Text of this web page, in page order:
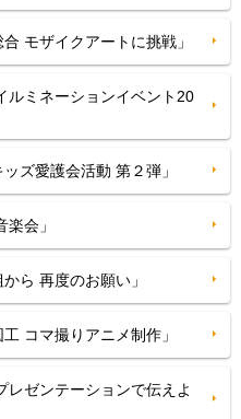
モザイクアートに挑戦」
ルミネーションイベント20
ズ愛護会活動 第２弾」
会」
ら 再度のお願い」
コマ撮りアニメ制作」
レゼンテーションで伝えよ